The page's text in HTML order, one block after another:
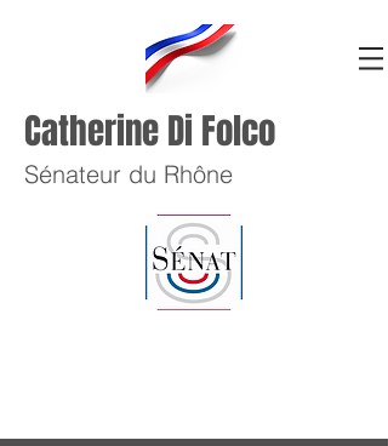
Catherine Di Folco
Sénateur du Rhône